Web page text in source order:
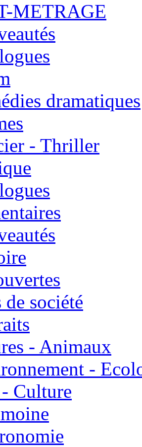
METRAGE
dramatiques
- Thriller
de société
- Animaux
-
Culture